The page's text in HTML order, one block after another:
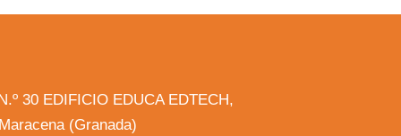
30 EDIFICIO EDUCA EDTECH,
(Granada)